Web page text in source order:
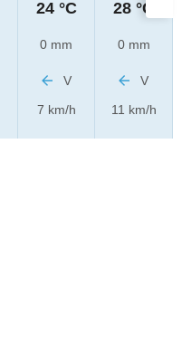
24 °C
0 mm
V
7 km/h
28 °C
0 mm
V
11 km/h